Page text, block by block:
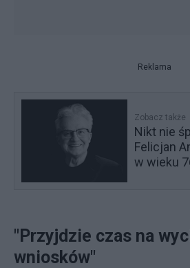
Reklama
Zobacz także
Nikt nie
Felicjan
w wieku
"Przyjdzie czas na
wniosków"